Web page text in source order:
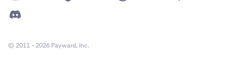
© 2011 - 2026 Payward, Inc.